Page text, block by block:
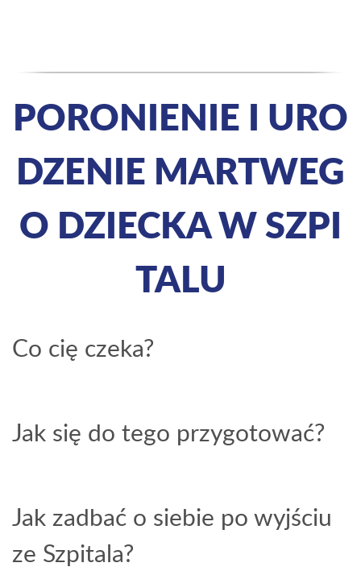
PORONIENIE I URO
DZENIE MARTWEG
O DZIECKA W SZPI
TALU
Co cię czeka?
Jak się do tego przygotować?
Jak zadbać o siebie po wyjściu
ze Szpitala?